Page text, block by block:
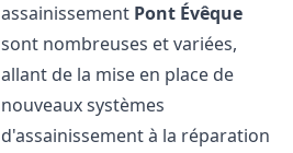
assainissement Pont Évêque
sont nombreuses et variées,
allant de la mise en place de
nouveaux systèmes
d'assainissement à la réparation